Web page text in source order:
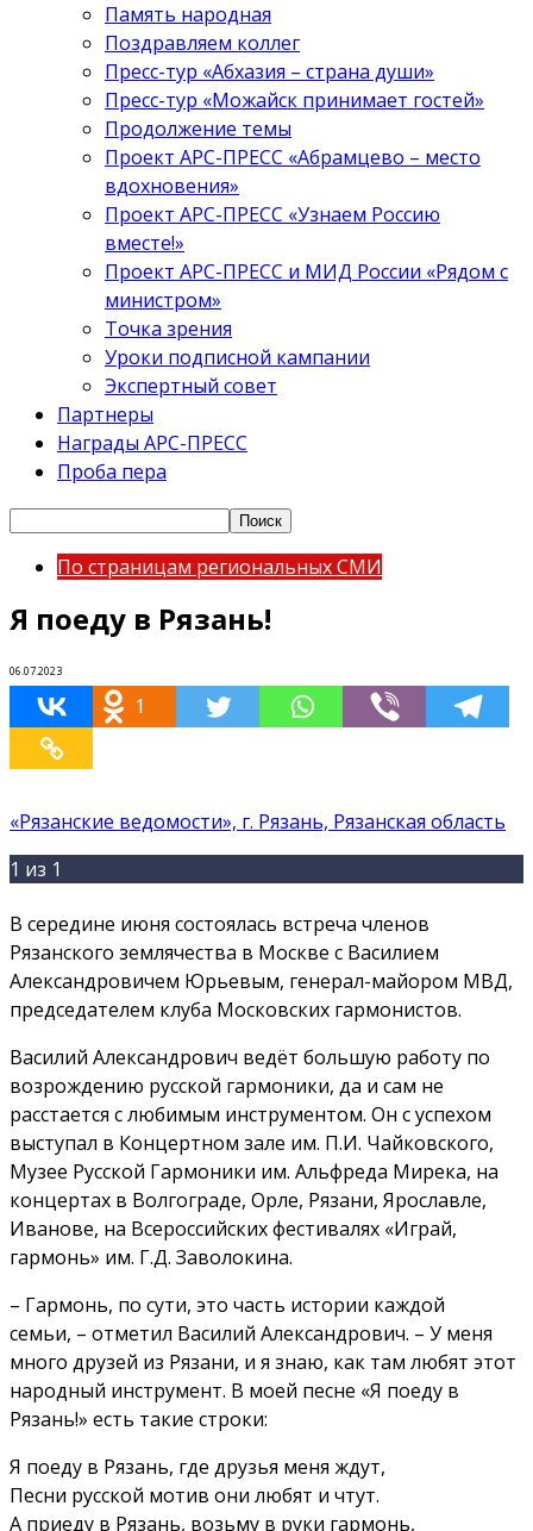
Память народная
Поздравляем коллег
Пресс-тур «Абхазия – страна души»
Пресс-тур «Можайск принимает гостей»
Продолжение темы
Проект АРС-ПРЕСС «Абрамцево – место
вдохновения»
Проект АРС-ПРЕСС «Узнаем Россию
вместе!»
Проект АРС-ПРЕСС и МИД России «Рядом с
министром»
Точка зрения
Уроки подписной кампании
Экспертный совет
Партнеры
Награды АРС-ПРЕСС
Проба пера
По страницам региональных СМИ
Я поеду в Рязань!
06.07.2023
1
«Рязанские ведомости», г. Рязань, Рязанская область
1 из 1
Фото: rv-ryazan.ru
В середине июня состоялась встреча членов
Рязанского землячества в Москве с Василием
Александровичем Юрьевым, генерал-майором МВД,
председателем клуба Московских гармонистов.
Василий Александрович ведёт большую работу по
возрождению русской гармоники, да и сам не
расстается с любимым инструментом. Он с успехом
выступал в Концертном зале им. П.И. Чайковского,
Музее Русской Гармоники им. Альфреда Мирека, на
концертах в Волгограде, Орле, Рязани, Ярославле,
Иванове, на Всероссийских фестивалях «Играй,
гармонь» им. Г.Д. Заволокина.
– Гармонь, по сути, это часть истории каждой
семьи, – отметил Василий Александрович. – У меня
много друзей из Рязани, и я знаю, как там любят этот
народный инструмент. В моей песне «Я поеду в
Рязань!» есть такие строки:
Я поеду в Рязань, где друзья меня ждут,
Песни русской мотив они любят и чтут.
А приеду в Рязань, возьму в руки гармонь,